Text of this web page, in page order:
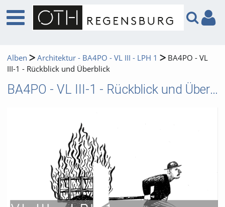
Alben Architektur - BA4PO - VL III - LPH 1
BA4PO - VL
III-1 - Rückblick und Überblick
BA4PO - VL III-1 - Rückblick und Überblick